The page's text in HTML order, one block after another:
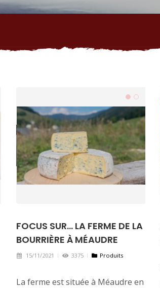
FOCUS SUR... LA FERME DE LA
BOURRIÈRE À MÉAUDRE
15/11/2021 3375 Produits
La ferme est située à Méaudre en